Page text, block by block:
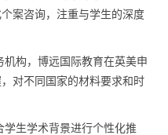
案咨询，注重与学生的深度
构，博远国际教育在英美申
对不同国家的材料要求和时
学生学术背景进行个性化推